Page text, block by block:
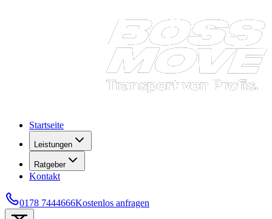
Startseite
Leistungen
Ratgeber
Kontakt
0178 7444666Kostenlos anfragen